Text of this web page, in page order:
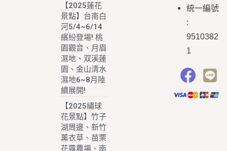
【2025蓮花
景點】台南白
河5/4~6/14
繽紛登場! 桃
園觀音、月眉
濕地、双溪蓮
園、金山清水
濕地6~8月陸
續展開!
【2025繡球
花景點】竹子
湖周邊、新竹
薰衣草、苗栗
花露農場、南
統一編號
:
9510382
1